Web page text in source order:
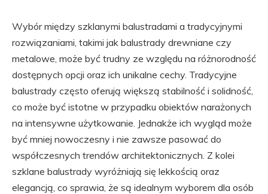
Wybór między szklanymi balustradami a tradycyjnymi
rozwiązaniami, takimi jak balustrady drewniane czy
metalowe, może być trudny ze względu na różnorodność
dostępnych opcji oraz ich unikalne cechy. Tradycyjne
balustrady często oferują większą stabilność i solidność,
co może być istotne w przypadku obiektów narażonych
na intensywne użytkowanie. Jednakże ich wygląd może
być mniej nowoczesny i nie zawsze pasować do
współczesnych trendów architektonicznych. Z kolei
szklane balustrady wyróżniają się lekkością oraz
elegancją, co sprawia, że są idealnym wyborem dla osób